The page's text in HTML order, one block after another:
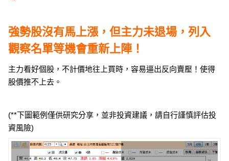
強勢股沒有馬上漲，但主力未退場，列入
觀察名單等機會重新上陣！
主力看好個股，不計價地往上買時，容易逼出反向賣壓！使得
股價推不上去。
(**下圖範例僅供研究分享，並非投資建議，請自行謹慎評估投
資風險)